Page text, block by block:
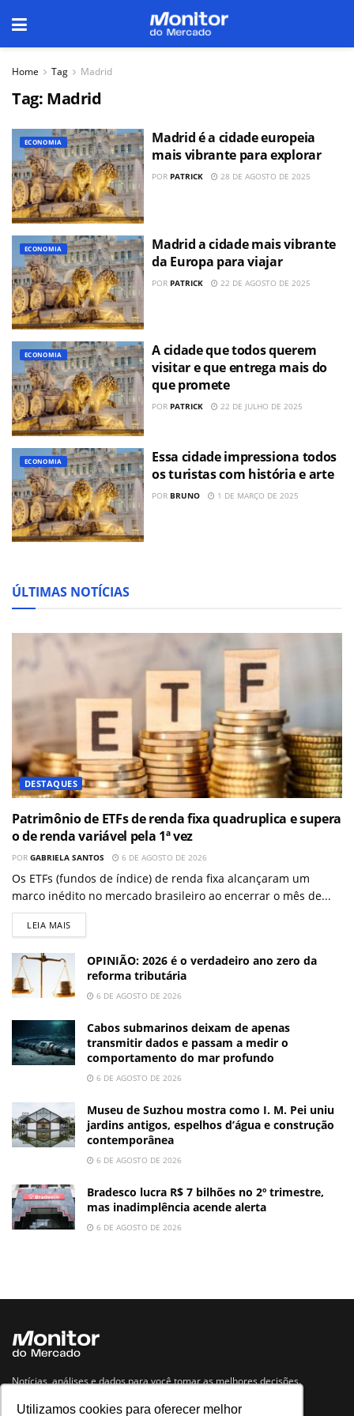
Utilizamos cookies para oferecer melhor
Home Tag Madrid
Tag: Madrid
ECONOMIA
Madrid é a cidade europeia
mais vibrante para explorar
POR PATRICK 28 DE AGOSTO DE 2025
ECONOMIA
Madrid a cidade mais vibrante
da Europa para viajar
POR PATRICK 22 DE AGOSTO DE 2025
ECONOMIA
A cidade que todos querem
visitar e que entrega mais do
que promete
POR PATRICK 22 DE JULHO DE 2025
ECONOMIA
Essa cidade impressiona todos
os turistas com história e arte
POR BRUNO 1 DE MARÇO DE 2025
ÚLTIMAS NOTÍCIAS
DESTAQUES
Patrimônio de ETFs de renda fixa quadruplica e supera
o de renda variável pela 1ª vez
POR GABRIELA SANTOS 6 DE AGOSTO DE 2026
Os ETFs (fundos de índice) de renda fixa alcançaram um
marco inédito no mercado brasileiro ao encerrar o mês de...
LEIA MAIS
OPINIÃO: 2026 é o verdadeiro ano zero da
reforma tributária
6 DE AGOSTO DE 2026
Cabos submarinos deixam de apenas
transmitir dados e passam a medir o
comportamento do mar profundo
6 DE AGOSTO DE 2026
Museu de Suzhou mostra como I. M. Pei uniu
jardins antigos, espelhos d’água e construção
contemporânea
6 DE AGOSTO DE 2026
Bradesco lucra R$ 7 bilhões no 2º trimestre,
mas inadimplência acende alerta
6 DE AGOSTO DE 2026
Notícias, análises e dados para você tomar as melhores decisões.
Navegue no site